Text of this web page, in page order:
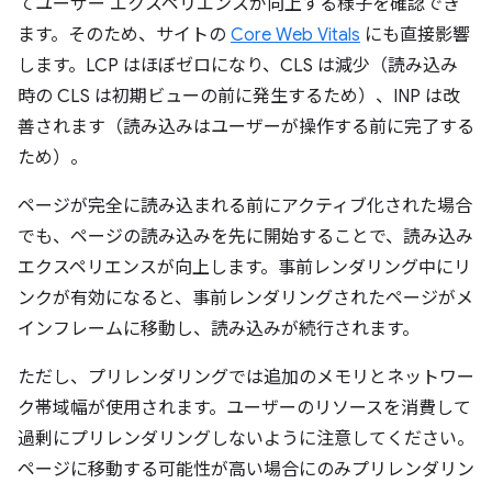
てユーザー エクスペリエンスが向上する様子を確認でき
ます。そのため、サイトの Core Web Vitals にも直接影響
します。LCP はほぼゼロになり、CLS は減少（読み込み
時の CLS は初期ビューの前に発生するため）、INP は改
善されます（読み込みはユーザーが操作する前に完了する
ため）。
ページが完全に読み込まれる前にアクティブ化された場合
でも、ページの読み込みを先に開始することで、読み込み
エクスペリエンスが向上します。事前レンダリング中にリ
ンクが有効になると、事前レンダリングされたページがメ
インフレームに移動し、読み込みが続行されます。
ただし、プリレンダリングでは追加のメモリとネットワー
ク帯域幅が使用されます。ユーザーのリソースを消費して
過剰にプリレンダリングしないように注意してください。
ページに移動する可能性が高い場合にのみプリレンダリン